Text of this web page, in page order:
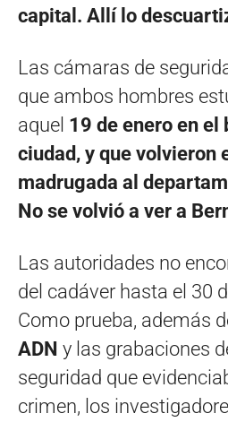
capital. Allí lo
Las cámaras de
que ambos hombres
aquel 19 de enero en el
ciudad, y que volvieron
madrugada al
No se volvió a ver a
Las autoridades no
del cadáver hasta el 30
Como prueba, además
ADN y las grabaciones
seguridad que
crimen, los